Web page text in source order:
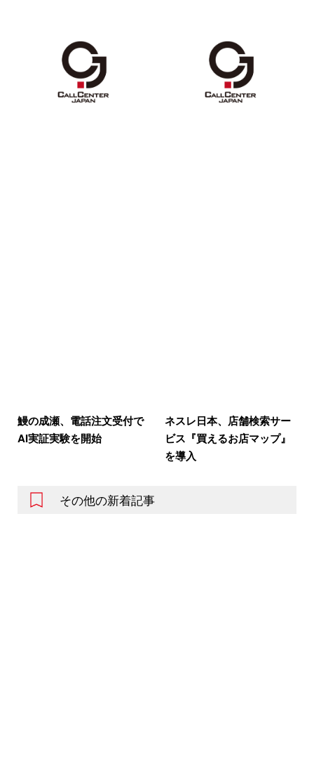
鰻の成瀬、電話注文受付で
AI実証実験を開始
ネスレ日本、店舗検索サー
ビス『買えるお店マップ』
を導入
その他の新着記事